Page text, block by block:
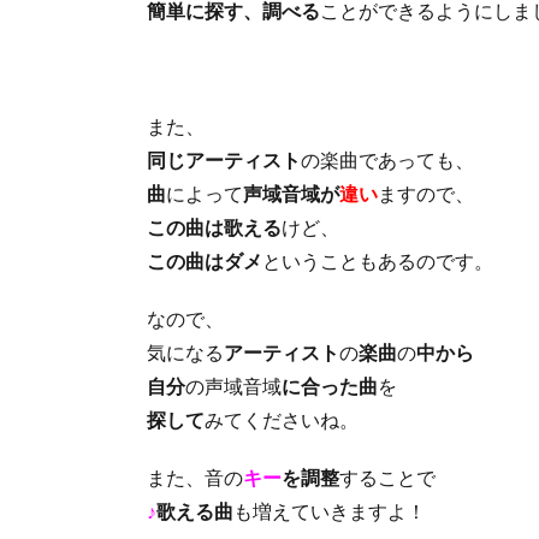
簡単に探す、調べることができるようにしま
また、
同じアーティストの楽曲であっても、
曲によって声域音域が違いますので、
この曲は歌えるけど、
この曲はダメ ということもあるのです。
なので、
気になるアーティストの楽曲の中から
自分の声域音域に合った曲を
探してみてくださいね。
また、音のキーを調整することで
♪歌える曲 も増えていきますよ！